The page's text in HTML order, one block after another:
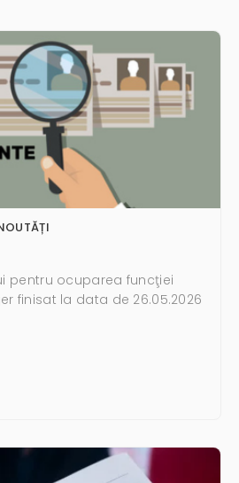
pentru ocuparea funcţiei
finisat la data de 26.05.2026